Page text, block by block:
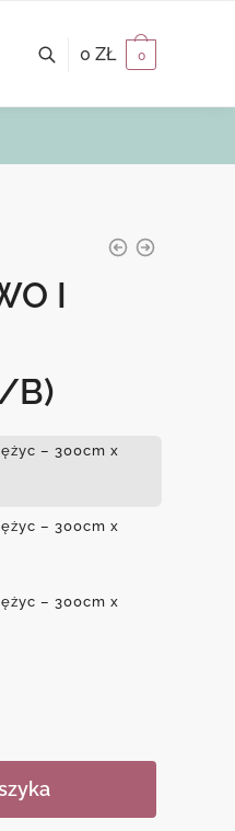
0 ZŁ 0
I
B)
– 300cm x
– 300cm x
– 300cm x